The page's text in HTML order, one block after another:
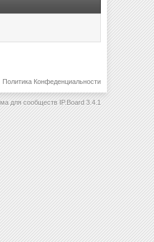
Политика Конфеденциальности
для сообществ IP.Board 3.4.1